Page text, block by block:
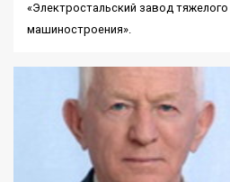
«Электростальский завод тяжелого
машиностроения».